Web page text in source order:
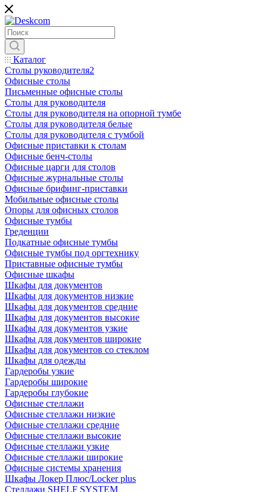
Каталог
Столы руководителя2
Офисные столы
Письменные офисные столы
Столы для руководителя
Столы для руководителя на опорной тумбе
Столы для руководителя белые
Столы для руководителя с тумбой
Офисные приставки к столам
Офисные бенч-столы
Офисные царги для столов
Офисные журнальные столы
Офисные брифинг-приставки
Мобильные офисные столы
Опоры для офисных столов
Офисные тумбы
Греденции
Подкатные офисные тумбы
Офисные тумбы под оргтехнику
Приставные офисные тумбы
Офисные шкафы
Шкафы для документов
Шкафы для документов низкие
Шкафы для документов средние
Шкафы для документов высокие
Шкафы для документов узкие
Шкафы для документов широкие
Шкафы для документов со стеклом
Шкафы для одежды
Гардеробы узкие
Гардеробы широкие
Гардеробы глубокие
Офисные стеллажи
Офисные стеллажи низкие
Офисные стеллажи средние
Офисные стеллажи высокие
Офисные стеллажи узкие
Офисные стеллажи широкие
Офисные системы хранения
Шкафы Локер Плюс/Locker plus
Стеллажи SHELF SYSTEM